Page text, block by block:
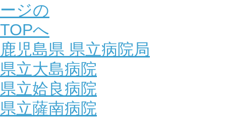
鹿児島県 県立病院局
県立大島病院
県立姶良病院
県立薩南病院